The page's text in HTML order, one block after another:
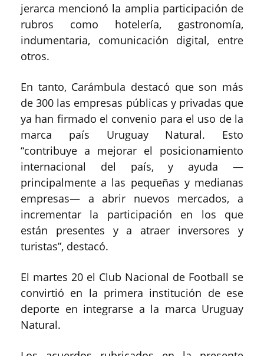
jerarca mencionó la amplia participación de
rubros como hotelería, gastronomía,
indumentaria, comunicación digital, entre
otros.
En tanto, Carámbula destacó que son más
de 300 las empresas públicas y privadas que
ya han firmado el convenio para el uso de la
marca país Uruguay Natural. Esto
“contribuye a mejorar el posicionamiento
internacional del país, y ayuda —
principalmente a las pequeñas y medianas
empresas— a abrir nuevos mercados, a
incrementar la participación en los que
están presentes y a atraer inversores y
turistas”, destacó.
El martes 20 el Club Nacional de Football se
convirtió en la primera institución de ese
deporte en integrarse a la marca Uruguay
Natural.